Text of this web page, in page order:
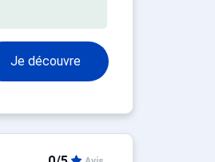
Je découvre